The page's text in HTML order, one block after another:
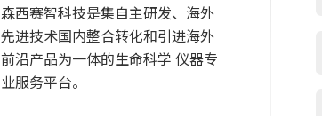
森西赛智科技是集自主研发、海外
先进技术国内整合转化和引进海外
前沿产品为一体的生命科学 仪器专
业服务平台。